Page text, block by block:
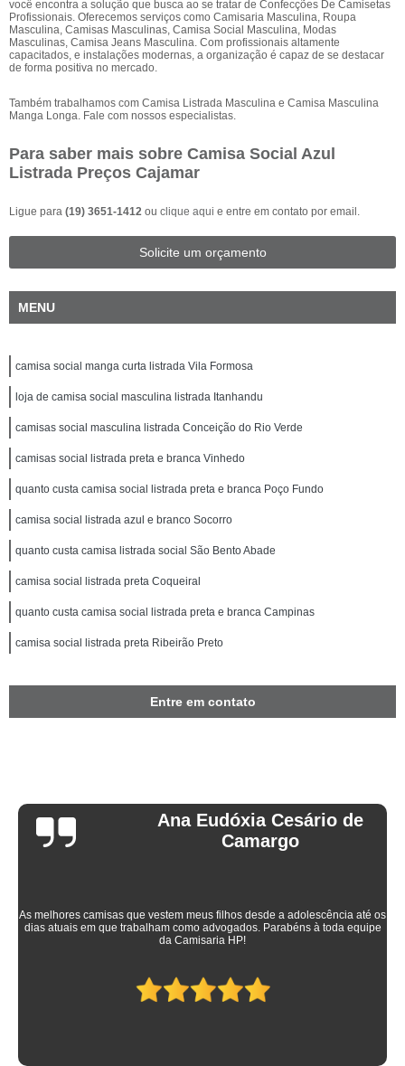
você encontra a solução que busca ao se tratar de Confecções De Camisetas
Profissionais. Oferecemos serviços como Camisaria Masculina, Roupa
Masculina, Camisas Masculinas, Camisa Social Masculina, Modas
Masculinas, Camisa Jeans Masculina. Com profissionais altamente
capacitados, e instalações modernas, a organização é capaz de se destacar
de forma positiva no mercado.
Também trabalhamos com Camisa Listrada Masculina e Camisa Masculina
Manga Longa. Fale com nossos especialistas.
Para saber mais sobre Camisa Social Azul
Listrada Preços Cajamar
Ligue para (19) 3651-1412 ou clique aqui e entre em contato por email.
Solicite um orçamento
MENU
camisa social manga curta listrada Vila Formosa
loja de camisa social masculina listrada Itanhandu
camisas social masculina listrada Conceição do Rio Verde
camisas social listrada preta e branca Vinhedo
quanto custa camisa social listrada preta e branca Poço Fundo
camisa social listrada azul e branco Socorro
quanto custa camisa listrada social São Bento Abade
camisa social listrada preta Coqueiral
quanto custa camisa social listrada preta e branca Campinas
camisa social listrada preta Ribeirão Preto
Entre em contato
Ana Eudóxia Cesário de
Camargo
As melhores camisas que vestem meus filhos desde a adolescência até os
dias atuais em que trabalham como advogados. Parabéns à toda equipe
da Camisaria HP!